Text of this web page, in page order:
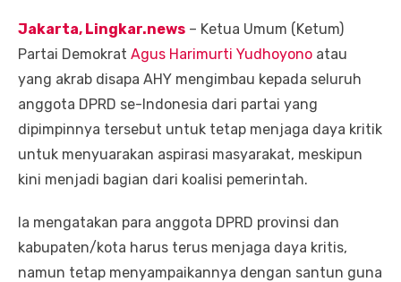
Jakarta, Lingkar.news – Ketua Umum (Ketum)
Partai Demokrat Agus Harimurti Yudhoyono atau
yang akrab disapa AHY mengimbau kepada seluruh
anggota DPRD se-Indonesia dari partai yang
dipimpinnya tersebut untuk tetap menjaga daya kritik
untuk menyuarakan aspirasi masyarakat, meskipun
kini menjadi bagian dari koalisi pemerintah.
Ia mengatakan para anggota DPRD provinsi dan
kabupaten/kota harus terus menjaga daya kritis,
namun tetap menyampaikannya dengan santun guna